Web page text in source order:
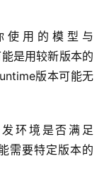
使用的模型与
是用较新版本的
版本可能无
环境是否满足
需要特定版本的